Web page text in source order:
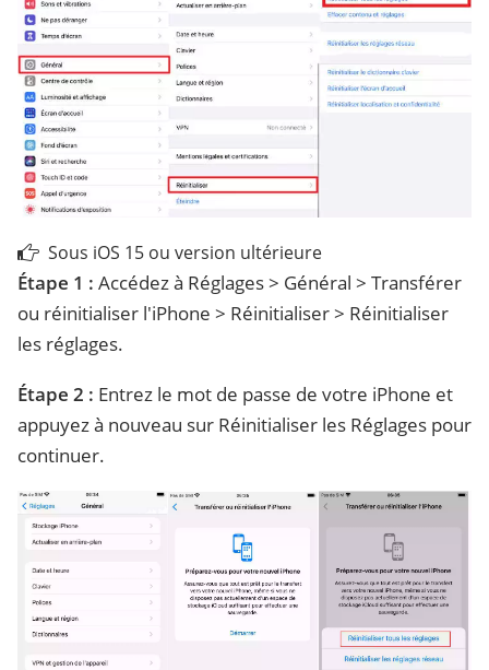
Sous iOS 15 ou version ultérieure
Étape 1 : Accédez à Réglages > Général > Transférer
ou réinitialiser l'iPhone > Réinitialiser > Réinitialiser
les réglages.
Étape 2 : Entrez le mot de passe de votre iPhone et
appuyez à nouveau sur Réinitialiser les Réglages pour
continuer.